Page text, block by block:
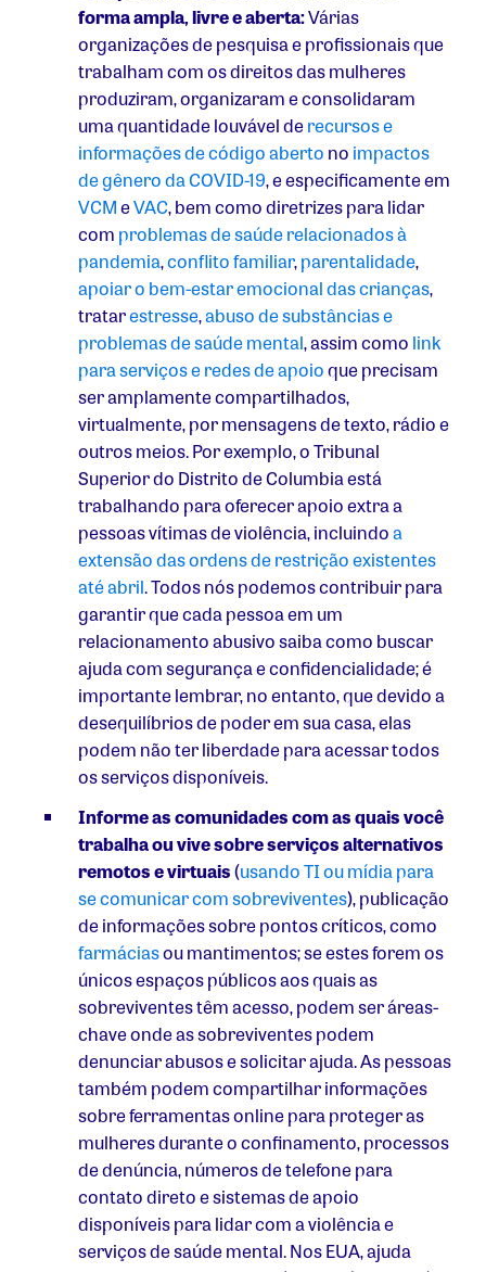
forma ampla, livre e aberta:Várias
organizações de pesquisa e profissionais que
trabalham com os direitos das mulheres
produziram, organizaram e consolidaram
uma quantidade louvável derecursos e
informações de código aberto no impactos
de gênero da COVID-19, e especificamente em
VCMeVAC, bem como diretrizes para lidar
com problemas de saúde relacionados à
pandemia,conflito familiar,parentalidade,
apoiar o bem-estar emocional das crianças,
tratarestresse,abuso de substâncias e
problemas de saúde mental,assim como link
para serviços e redes de apoioque precisam
ser amplamente compartilhados,
virtualmente, por mensagens de texto, rádio e
outros meios. Por exemplo, o Tribunal
Superior do Distrito de Columbia está
trabalhando para oferecer apoio extra a
pessoas vítimas de violência, incluindoa
extensão das ordens de restrição existentes
até abril.Todos nós podemos contribuir para
garantir que cada pessoa em um
relacionamento abusivo saiba como buscar
ajuda com segurança e confidencialidade; é
importante lembrar, no entanto, que devido a
desequilíbrios de poder em sua casa, elas
podem não ter liberdade para acessar todos
os serviços disponíveis.
Informe as comunidades com as quais você
trabalha ou vive sobre serviços alternativos
remotos e virtuais(usando TI ou mídia para
se comunicar com sobreviventes),publicação
de informações sobre pontos críticos, como
farmáciasou mantimentos; se estes forem os
únicos espaços públicos aos quais as
sobreviventes têm acesso, podem ser áreas-
chave onde as sobreviventes podem
denunciar abusos e solicitar ajuda. As pessoas
também podem compartilhar informações
sobre ferramentas online para proteger as
mulheres durante o confinamento, processos
de denúncia, números de telefone para
contato direto e sistemas de apoio
disponíveis para lidar com a violência e
serviços de saúde mental. Nos EUA, ajuda